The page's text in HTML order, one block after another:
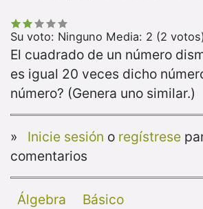
Su voto: Ninguno Media: 2 (2
El cuadrado de un número
es igual 20 veces dicho
número? (Genera uno similar.)
» Inicie sesión o regístrese
comentarios
Álgebra Básico